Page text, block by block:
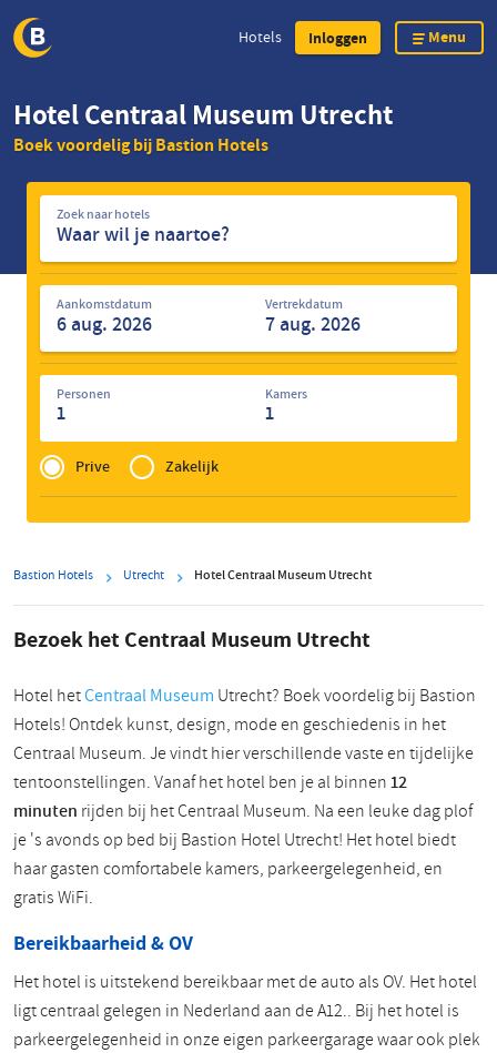
naar
inhoud
Hotels Inloggen Menu
Hotel Centraal Museum Utrecht
Boek voordelig bij Bastion Hotels
Zoek
naar
hotels
Zoek naar hotels
Aankomstdatum Vertrekdatum
Personen
1
Kamers
1
Privé
of
Zakelijk
Prive Zakelijk
Bastion Hotels Utrecht Hotel Centraal Museum Utrecht
Bezoek het Centraal Museum Utrecht
Hotel hetCentraal Museum Utrecht? Boek voordelig bij Bastion
Hotels! Ontdek kunst, design, mode en geschiedenis in het
Centraal Museum. Je vindt hier verschillende vaste en tijdelijke
tentoonstellingen. Vanaf het hotel ben je al binnen12
minuten rijden bij het Centraal Museum. Na een leuke dag plof
je 's avonds op bed bij Bastion Hotel Utrecht! Het hotel biedt
haar gasten comfortabele kamers, parkeergelegenheid, en
gratis WiFi.
Bereikbaarheid & OV
Het hotel is uitstekend bereikbaar met de auto als OV. Het hotel
ligt centraal gelegen in Nederland aan de A12.. Bij het hotel is
parkeergelegenheid in onze eigen parkeergarage waar ook plek